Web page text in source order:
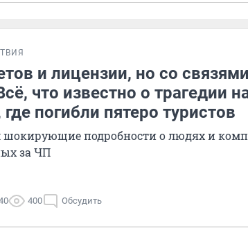
и лицензии, но со
что известно о трагедии
погибли пятеро туристов
шокирующие подробности о людях и
за ЧП
400 Обсудить